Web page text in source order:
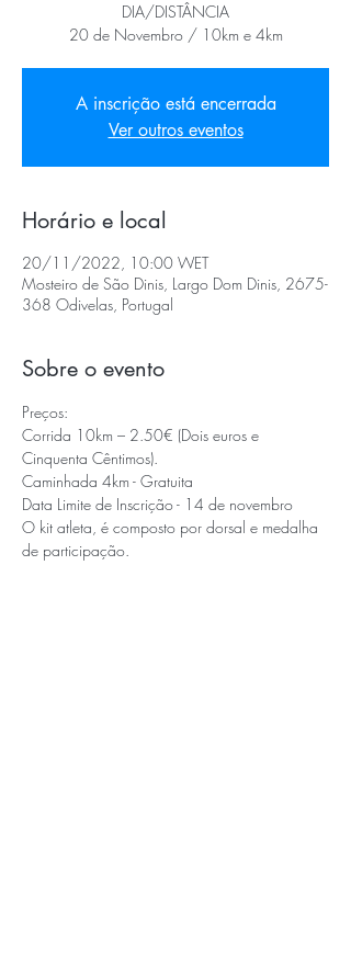
DIA/DISTÂNCIA
20 de Novembro / 10km e 4km
A inscrição está encerrada
Ver outros eventos
Horário e local
20/11/2022, 10:00 WET
Mosteiro de São Dinis, Largo Dom Dinis, 2675-
368 Odivelas, Portugal
Sobre o evento
Preços:
Corrida 10km – 2.50€ (Dois euros e
Cinquenta Cêntimos).
Caminhada 4km - Gratuita
Data Limite de Inscrição - 14 de novembro
O kit atleta, é composto por dorsal e medalha
de participação.